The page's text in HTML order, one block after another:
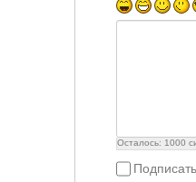
Осталось: 1000